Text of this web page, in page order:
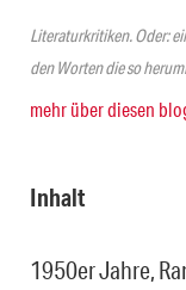
Literaturkritiken. Oder:
den Worten die so
mehr über diesen
Inhalt
1950er Jahre,